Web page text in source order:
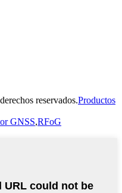
reservados.Productos
GNSS,RFoG